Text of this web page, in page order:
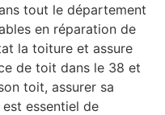
tout le département
en réparation de
la toiture et assure
de toit dans le 38 et
toit, assurer sa
essentiel de